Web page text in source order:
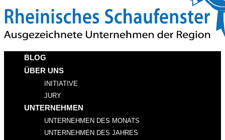
BLOG
ÜBER UNS
INITIATIVE
JURY
UNTERNEHMEN
UNTERNEHMEN DES MONATS
UNTERNEHMEN DES JAHRES